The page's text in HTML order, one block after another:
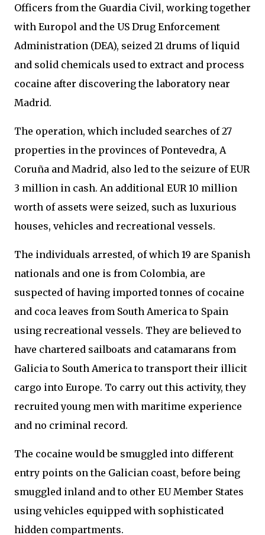
Officers from the Guardia Civil, working together
with Europol and the US Drug Enforcement
Administration (DEA), seized 21 drums of liquid
and solid chemicals used to extract and process
cocaine after discovering the laboratory near
Madrid.
The operation, which included searches of 27
properties in the provinces of Pontevedra, A
Coruña and Madrid, also led to the seizure of EUR
3 million in cash. An additional EUR 10 million
worth of assets were seized, such as luxurious
houses, vehicles and recreational vessels.
The individuals arrested, of which 19 are Spanish
nationals and one is from Colombia, are
suspected of having imported tonnes of cocaine
and coca leaves from South America to Spain
using recreational vessels. They are believed to
have chartered sailboats and catamarans from
Galicia to South America to transport their illicit
cargo into Europe. To carry out this activity, they
recruited young men with maritime experience
and no criminal record.
The cocaine would be smuggled into different
entry points on the Galician coast, before being
smuggled inland and to other EU Member States
using vehicles equipped with sophisticated
hidden compartments.